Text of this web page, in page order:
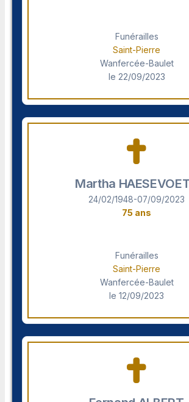
Funérailles
Saint-Pierre
Wanfercée-Baulet
le 22/09/2023
Martha
24/02/1948-07/09/2023
75 ans
Funérailles
Saint-Pierre
Wanfercée-Baulet
le 12/09/2023